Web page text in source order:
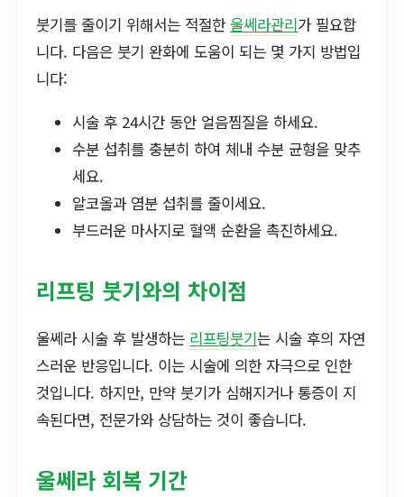
붓기를 줄이기 위해서는 적절한 울쎄라관리가 필요합
니다. 다음은 붓기 완화에 도움이 되는 몇 가지 방법입
니다:
시술 후 24시간 동안 얼음찜질을 하세요.
수분 섭취를 충분히 하여 체내 수분 균형을 맞추
세요.
알코올과 염분 섭취를 줄이세요.
부드러운 마사지로 혈액 순환을 촉진하세요.
리프팅 붓기와의 차이점
울쎄라 시술 후 발생하는 리프팅붓기는 시술 후의 자연
스러운 반응입니다. 이는 시술에 의한 자극으로 인한
것입니다. 하지만, 만약 붓기가 심해지거나 통증이 지
속된다면, 전문가와 상담하는 것이 좋습니다.
울쎄라 회복 기간